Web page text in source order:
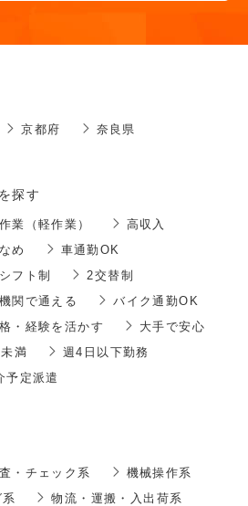
京都府
奈良県
探す
業（軽作業）
高収入
め
車通勤OK
シフト制
2交替制
関で通える
バイク通勤OK
・経験を活かす
大手で安心
満
週4日以下勤務
予定派遣
・チェック系
機械操作系
物流・運搬・入出荷系